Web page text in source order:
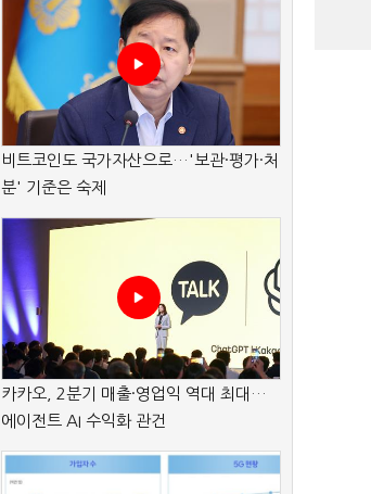
비트코인도 국가자산으로…'보관·평가·처
분' 기준은 숙제
카카오, 2분기 매출·영업익 역대 최대…
에이전트 AI 수익화 관건